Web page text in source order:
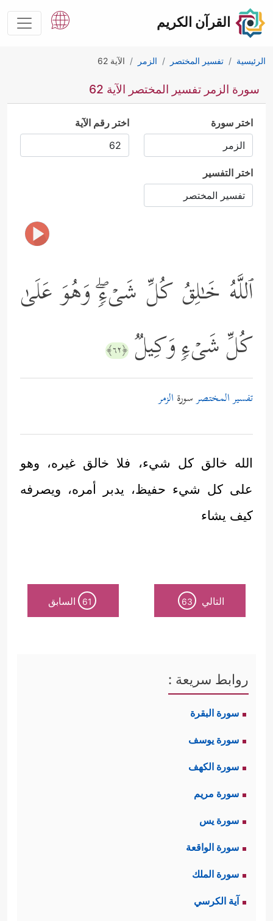
القرآن الكريم
الرئيسية تفسير المختصر الزمر الآية 62
سورة الزمر تفسير المختصر الآية 62
اختر سورة اختر رقم الآية
اختر التفسير
ٱللَّهُ خَـٰلِقُ كُلِّ شَیۡءࣲۖ وَهُوَ عَلَىٰ
كُلِّ شَیۡءࣲ وَكِیلࣱ ﴿٦٢﴾
تفسير المختصرسورة الزمر
الله خالق كل شيء، فلا خالق غيره، وهو
على كل شيء حفيظ، يدبر أمره، ويصرفه
كيف يشاء
التالي 63
61 السابق
روابط سريعة :
سورة البقرة
سورة يوسف
سورة الكهف
سورة مريم
سورة يس
سورة الواقعة
سورة الملك
آية الكرسي